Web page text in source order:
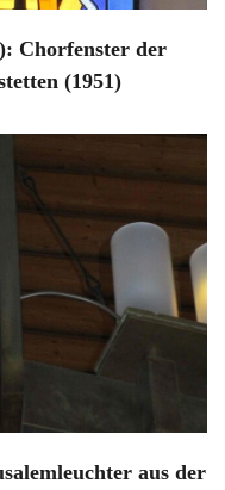
Chorfenster der
(1951)
aus der